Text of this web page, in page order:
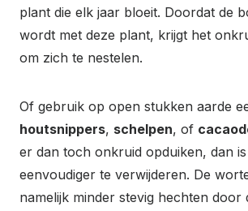
plant die elk jaar bloeit. Doordat de
wordt met deze plant, krijgt het
om zich te nestelen.
Of gebruik op open stukken aarde
houtsnippers, schelpen, of
er dan toch onkruid opduiken, dan
eenvoudiger te verwijderen. De
namelijk minder stevig hechten door